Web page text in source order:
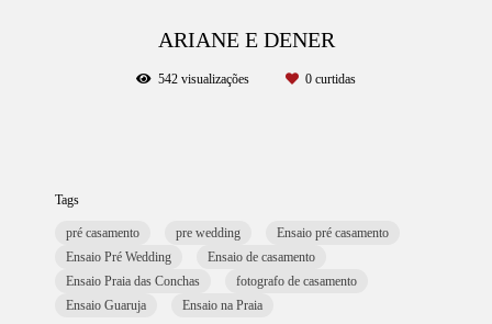
ARIANE E DENER
542 visualizações 0 curtidas
Tags
pré casamento pre wedding
Ensaio pré casamento
Ensaio Pré Wedding
Ensaio de casamento
Ensaio Praia das Conchas
fotografo de casamento
Ensaio Guaruja
Ensaio na Praia